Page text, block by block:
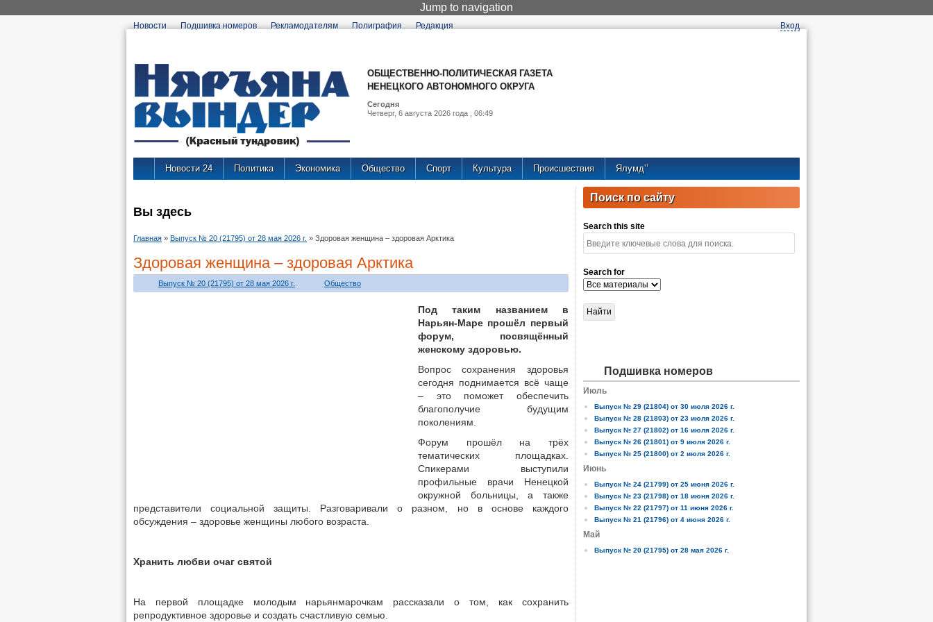
Jump to navigation
Новости Подшивка номеров Рекламодателям Полиграфия Редакция Вход
ОБЩЕСТВЕННО-ПОЛИТИЧЕСКАЯ ГАЗЕТА
НЕНЕЦКОГО АВТОНОМНОГО ОКРУГА
Сегодня
Четверг, 6 августа 2026 года , 06:49
Новости 24 Политика Экономика Общество Спорт Культура Происшествия Ялумд’’
Вы здесь
Главная » Выпуск № 20 (21795) от 28 мая 2026 г. » Здоровая женщина – здоровая Арктика
Здоровая женщина – здоровая Арктика
Выпуск № 20 (21795) от 28 мая 2026 г. Общество
Под таким названием в
Нарьян-Маре прошёл первый
форум, посвящённый
женскому здоровью.
Вопрос сохранения здоровья
сегодня поднимается всё чаще
– это поможет обеспечить
благополучие будущим
поколениям.
Форум прошёл на трёх
тематических площадках.
Спикерами выступили
профильные врачи Ненецкой
окружной больницы, а также
представители социальной защиты. Разговаривали о разном, но в основе каждого
обсуждения – здоровье женщины любого возраста.
Хранить любви очаг святой
На первой площадке молодым нарьянмарочкам рассказали о том, как сохранить
репродуктивное здоровье и создать счастливую семью.
Поиск по сайту
Search this site
Search for
Подшивка номеров
Июль
Выпуск № 29 (21804) от 30 июля 2026 г.
Выпуск № 28 (21803) от 23 июля 2026 г.
Выпуск № 27 (21802) от 16 июля 2026 г.
Выпуск № 26 (21801) от 9 июля 2026 г.
Выпуск № 25 (21800) от 2 июля 2026 г.
Июнь
Выпуск № 24 (21799) от 25 июня 2026 г.
Выпуск № 23 (21798) от 18 июня 2026 г.
Выпуск № 22 (21797) от 11 июня 2026 г.
Выпуск № 21 (21796) от 4 июня 2026 г.
Май
Выпуск № 20 (21795) от 28 мая 2026 г.